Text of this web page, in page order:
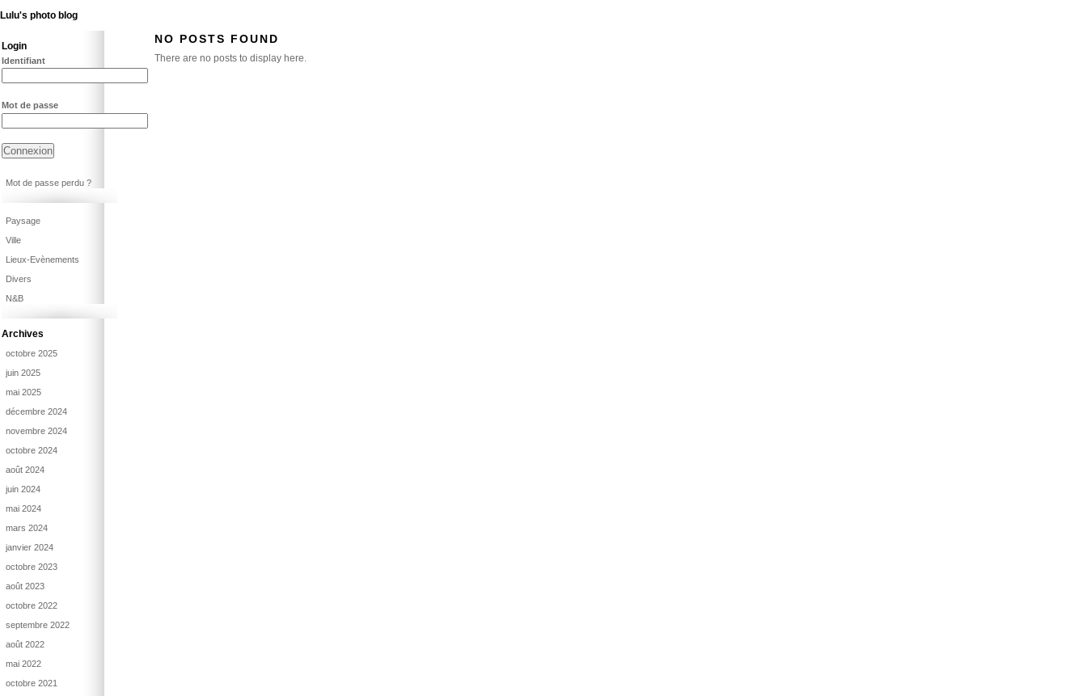
Lulu's photo blog
NO POSTS FOUND
There are no posts to display here.
Login
Identifiant
Mot de passe
Mot de passe perdu ?
Paysage
Ville
Lieux-Evènements
Divers
N&B
Archives
octobre 2025
juin 2025
mai 2025
décembre 2024
novembre 2024
octobre 2024
août 2024
juin 2024
mai 2024
mars 2024
janvier 2024
octobre 2023
août 2023
octobre 2022
septembre 2022
août 2022
mai 2022
octobre 2021